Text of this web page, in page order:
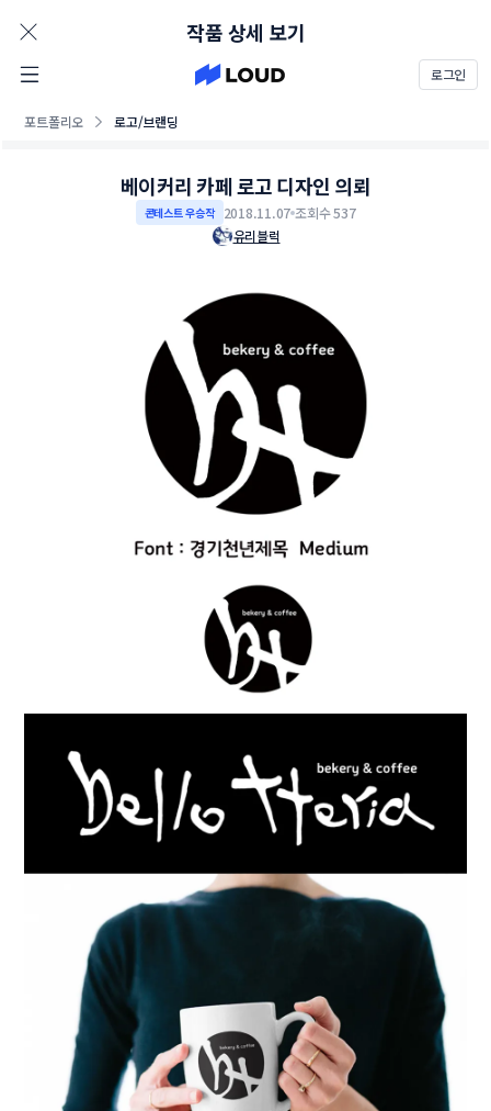
로그인
포트폴리오 로고/브랜딩
작품 상세 보기
베이커리 카페 로고 디자인 의뢰
콘테스트 우승작 2018.11.07 조회수 537
유리블럭